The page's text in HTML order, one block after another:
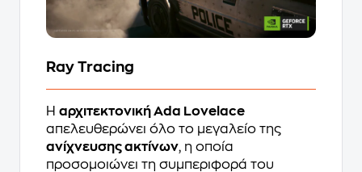
Ray Tracing
Η αρχιτεκτονική Ada Lovelace
απελευθερώνει όλο το μεγαλείο της
ανίχνευσης ακτίνων, η οποία
προσομοιώνει τη συμπεριφορά του